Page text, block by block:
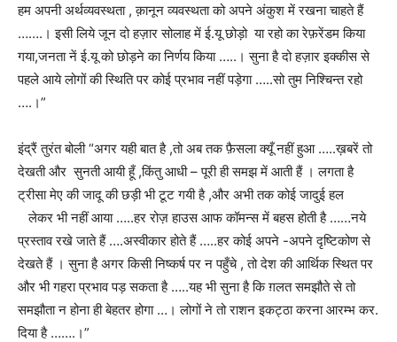
हम अपनी अर्थव्यवस्थता , क़ानून व्यवस्थता को अपने अंकुश में रखना चाहते हैं
…….। इसी लिये जून दो हज़ार सोलाह में ई.यू छोड़ो या रहो का रेफ़रेंडम किया
गया,जनता नें ई.यू को छोड़ने का निर्णय किया …..। सुना है दो हज़ार इक्कीस से
पहले आये लोगों की स्थिति पर कोई प्रभाव नहीं पड़ेगा …..सो तुम निश्चिन्त रहो
….।”
इंद्रैं तुरंत बोली “अगर यही बात है ,तो अब तक फ़ैसला क्यूँ नहीं हुआ …..ख़बरें तो
देखती और सुनती आयी हूँ ,किंतु आधी – पूरी ही समझ में आती हैं । लगता है
ट्रीसा मेए की जादू की छड़ी भी टूट गयी है ,और अभी तक कोई जादुई हल
लेकर भी नहीं आया …..हर रोज़ हाउस आफ कॉमन्स में बहस होती है ……नये
प्रस्ताव रखे जाते हैं ….अस्वीकार होते हैं …..हर कोई अपने -अपने दृष्टिकोण से
देखते हैं । सुना है अगर किसी निष्कर्ष पर न पहुँचे , तो देश की आर्थिक स्थित पर
और भी गहरा प्रभाव पड़ सकता है …..यह भी सुना है कि ग़लत समझौते से तो
समझौता न होना ही बेहतर होगा …। लोगों ने तो राशन इकट्ठा करना आरम्भ कर.
दिया है …….।”